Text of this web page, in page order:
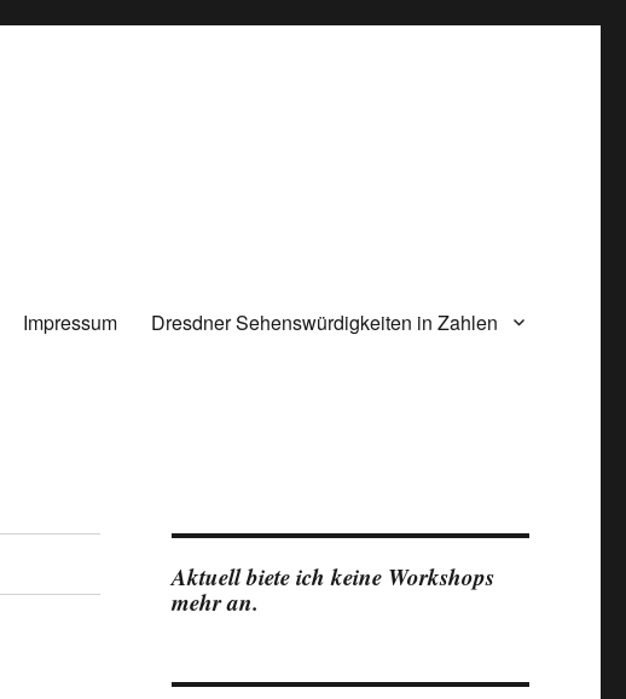
Impressum
Dresdner Sehenswürdigkeiten in Zahlen
Aktuell biete ich keine Workshops
mehr an.